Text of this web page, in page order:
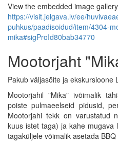
View the embedded image
https://visit.jelgava.lv/ee/
puhkus/paadisoidud/item/4304-
mika#sigProId80bab34770
Mootorjaht
Pakub väljasõite ja ekskursioone
Mootorjahil "Mika" ivõimalik
poiste pulmaeelseid pidusid,
Mootorjahi tekk on varustatud
kuus istet taga) ja kahe mugava
tagaküljele võimalik asetada BBQ